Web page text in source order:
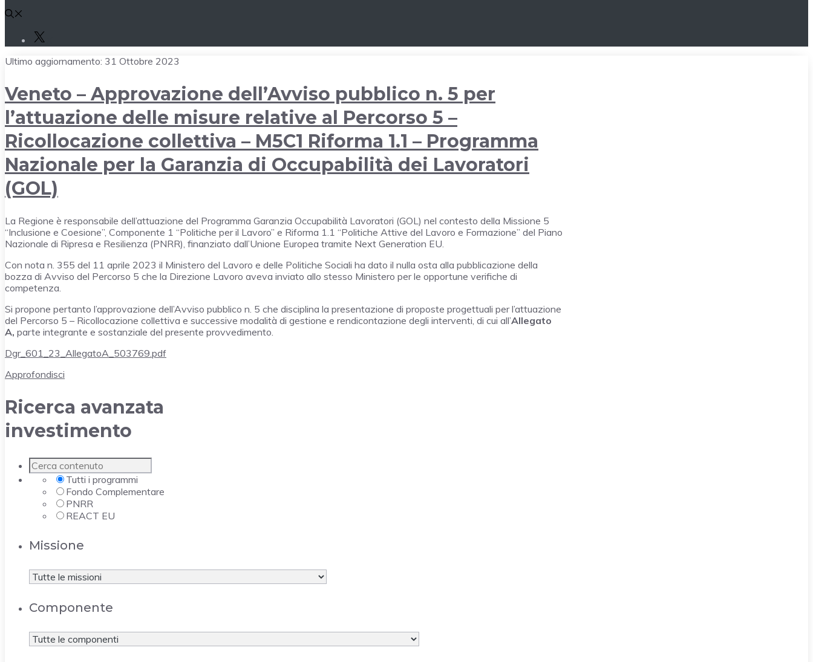
Ultimo aggiornamento: 31 Ottobre 2023
Veneto – Approvazione dell’Avviso pubblico n. 5 per
l’attuazione delle misure relative al Percorso 5 –
Ricollocazione collettiva – M5C1 Riforma 1.1 – Programma
Nazionale per la Garanzia di Occupabilità dei Lavoratori
(GOL)
La Regione è responsabile dell’attuazione del Programma Garanzia Occupabilità Lavoratori (GOL) nel contesto della Missione 5
“Inclusione e Coesione”, Componente 1 “Politiche per il Lavoro” e Riforma 1.1 “Politiche Attive del Lavoro e Formazione” del Piano
Nazionale di Ripresa e Resilienza (PNRR), finanziato dall’Unione Europea tramite Next Generation EU.
Con nota n. 355 del 11 aprile 2023 il Ministero del Lavoro e delle Politiche Sociali ha dato il nulla osta alla pubblicazione della
bozza di Avviso del Percorso 5 che la Direzione Lavoro aveva inviato allo stesso Ministero per le opportune verifiche di
competenza.
Si propone pertanto l’approvazione dell’Avviso pubblico n. 5 che disciplina la presentazione di proposte progettuali per l’attuazione
del Percorso 5 – Ricollocazione collettiva e successive modalità di gestione e rendicontazione degli interventi, di cui all’Allegato
A, parte integrante e sostanziale del presente provvedimento.
Dgr_601_23_AllegatoA_503769.pdf
Approfondisci
Ricerca avanzata
investimento
Tutti i programmi
Fondo Complementare
PNRR
REACT EU
Missione
Componente